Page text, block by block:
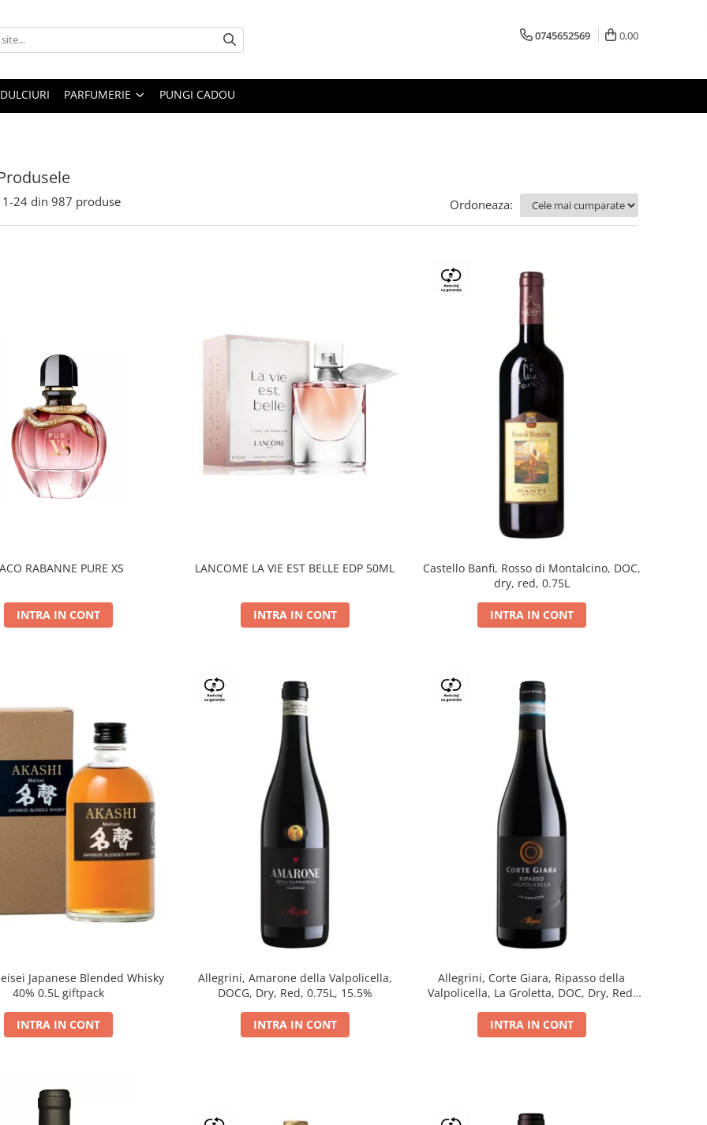
0745652569 0,00
DULCIURI PARFUMERIE PUNGI CADOU
1-24 din 987 produse Ordoneaza:
RABANNE PURE XS
INTRA IN CONT
LANCOME LA VIE EST BELLE EDP 50ML
INTRA IN CONT
Castello Banfi, Rosso di Montalcino, DOC,
dry, red, 0.75L
INTRA IN CONT
Japanese Blended Whisky
40% 0.5L giftpack
INTRA IN CONT
Allegrini, Amarone della Valpolicella,
DOCG, Dry, Red, 0.75L, 15.5%
INTRA IN CONT
Allegrini, Corte Giara, Ripasso della
Valpolicella, La Groletta, DOC, Dry, Red,
INTRA IN CONT